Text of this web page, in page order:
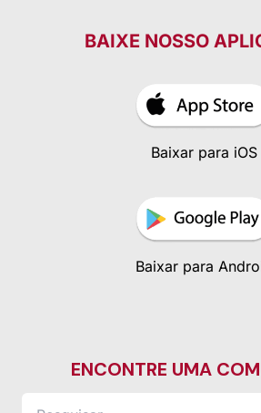
BAIXE NOSSO
Baixar para iOS
Baixar para
ENCONTRE UMA